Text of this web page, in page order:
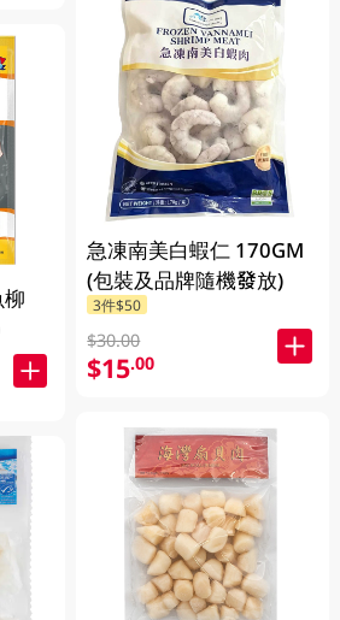
急凍南美白蝦仁 170GM
(包裝及品牌隨機發放)
3件$50
$30.00
$15.00